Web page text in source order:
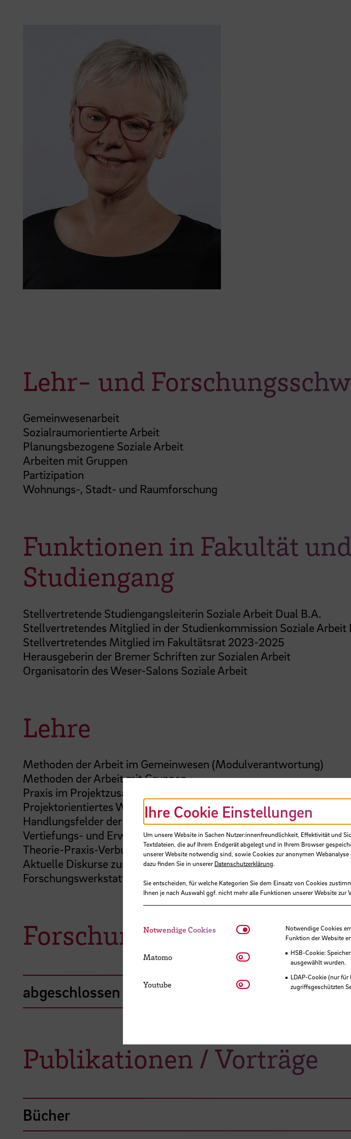
Lehr- und
Gemeinwesenarbeit
Sozialraumorientierte Arbeit
Planungsbezogene Soziale Arbeit
Arbeiten mit Gruppen
Partizipation
Wohnungs-, Stadt- und Raumforschung
Funktionen in Fakultät und
Studiengang
Stellvertretende Studiengangsleiterin Soziale Arbeit Dual B.A.
Stellvertretendes Mitglied in der Studienkommission Soziale Arbeit
Stellvertretendes Mitglied im Fakultätsrat 2023-2025
Herausgeberin der Bremer Schriften zur Sozialen Arbeit
Organisatorin des Weser-Salons Soziale Arbeit
Lehre
Methoden der Arbeit im Gemeinwesen (Modulverantwortung)
Methoden der Arbeit mit Gruppen
Praxis im Projektzusammenhang (Grundlagen, Begleitung im
Projektorientiertes Wahlmodul (Modulverantwortung)
Handlungsfelder der Sozialen Arbeit: Sozialraum und
Vertiefungs- und Erweiterungsmodul: Soziale Stadtentwicklung
Theorie-Praxis-Verbund (Soziale Arbeit Dual)
Aktuelle Diskurse zur Innovation in der Sozialen Arbeit (MA)
Forschungswerkstatt (MA)
Forschungsprojekte
abgeschlossen
Publikationen / Vorträge
Bücher
Ihre Cookie Einstellungen
Um unsere Website in Sachen Nutzer:innenfreundlichkeit, Effektivität und
Textdateien, die auf Ihrem Endgerät abgelegt und in Ihrem Browser
unserer Website notwendig sind, sowie Cookies zur anonymen
dazu finden Sie in unsererDatenschutzerklärung.
Sie entscheiden, für welche Kategorien Sie dem Einsatz von Cookies
Ihnen je nach Auswahl ggf. nicht mehr alle Funktionen unserer Website zur
Notwendige Cookies Notwendige Cookies
Notwendige Cookies
Funktion der Website
HSB-Cookie:
ausgewählt wurden.
LDAP-Cookie (nur
zugriffsgeschützten
Matomo Matomo
Youtube Youtube